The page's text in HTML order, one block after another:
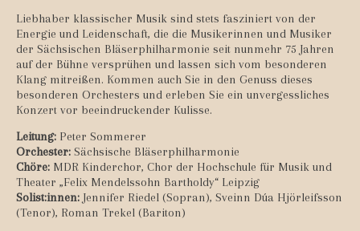
Liebhaber klassischer Musik sind stets fasziniert von der
Energie und Leidenschaft, die die Musikerinnen und Musiker
der Sächsischen Bläserphilharmonie seit nunmehr 75 Jahren
auf der Bühne versprühen und lassen sich vom besonderen
Klang mitreißen. Kommen auch Sie in den Genuss dieses
besonderen Orchesters und erleben Sie ein unvergessliches
Konzert vor beeindruckender Kulisse.
Leitung: Peter Sommerer
Orchester: Sächsische Bläserphilharmonie
Chöre: MDR Kinderchor, Chor der Hochschule für Musik und
Theater „Felix Mendelssohn Bartholdy“ Leipzig
Solist:innen: Jennifer Riedel (Sopran), Sveinn Dúa Hjörleifsson
(Tenor), Roman Trekel (Bariton)